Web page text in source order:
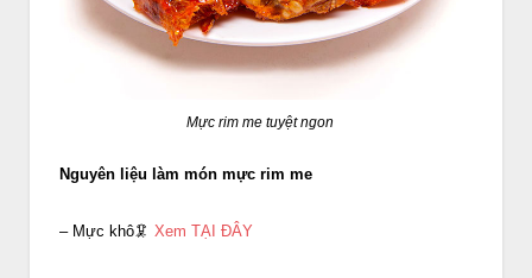
Mực rim me tuyệt ngon
Nguyên liệu làm món mực rim me
– Mực khô🦑 Xem TẠI ĐÂY